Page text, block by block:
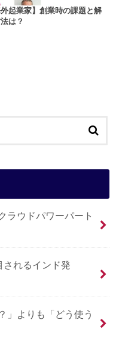
外起業家】創業時の課題と解
は？
ラウドパワーパート
されるインド発
」よりも「どう使う